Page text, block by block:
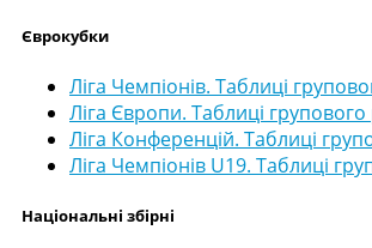
Єврокубки
Ліга Чемпіонів. Таблиці
Ліга Європи. Таблиці
Ліга Конференцій. Таблиці
Ліга Чемпіонів U19. Таблиці
Національні збірні